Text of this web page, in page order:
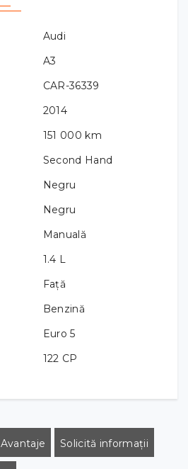
Audi
A3
CAR-36339
2014
151 000 km
Second Hand
Negru
Negru
Manuală
1.4 L
Față
Benzină
Euro 5
122 CP
Avantaje Solicită informații